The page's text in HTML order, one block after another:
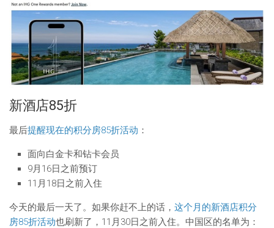
新酒店85折
最后提醒现在的积分房85折活动 ：
面向白金卡和钻卡会员
9月16日之前预订
11月18日之前入住
今天的最后一天了。如果你赶不上的话， 这个月的新酒店积分
房85折活动也刷新了，11月30日之前入住。中国区的名单为：